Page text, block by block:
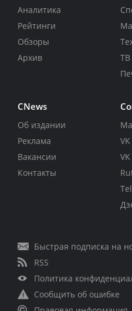
Аналитика
Рейтинги
Обзоры
Архив
ТВ
CNews
Об издании
Реклама
Вакансии
Контакты
VK
Быстрая подписка на
RSS
Политика
Сообщить об ошибке